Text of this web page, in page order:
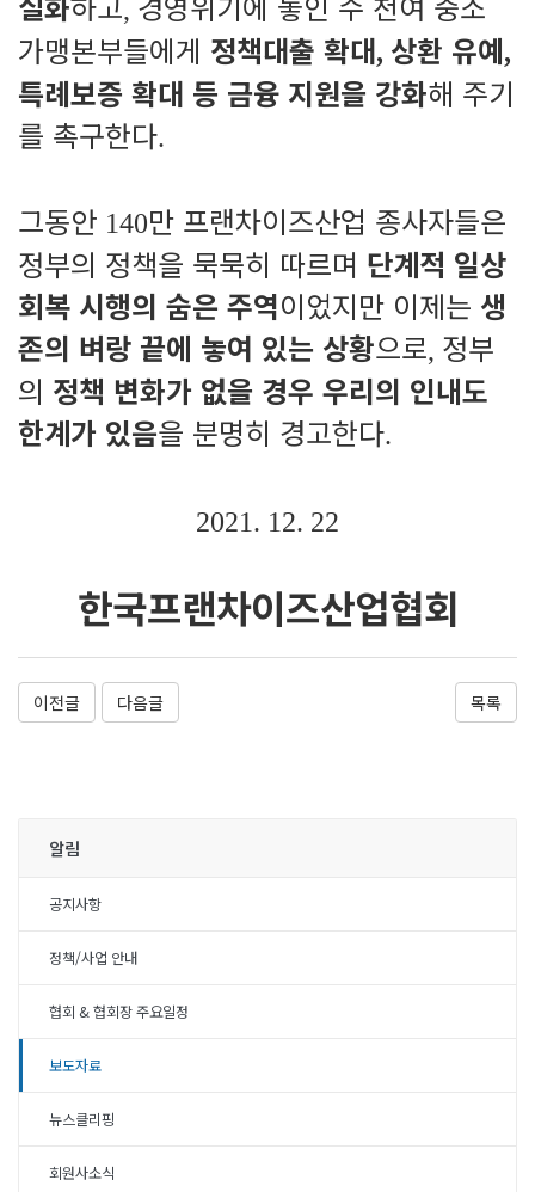
,
가맹본부들에게 정책대출 확대, 상환 유예,
특례보증 확대 등 금융 지원을 강화해 주기
를 촉구한다.
그동안 140만 프랜차이즈산업 종사자들은
정부의 정책을 묵묵히 따르며 단계적 일상
회복 시행의 숨은 주역이었지만 이제는 생
존의 벼랑 끝에 놓여 있는 상황으로, 정부
의 정책 변화가 없을 경우 우리의 인내도
한계가 있음을 분명히 경고한다.
2021. 12. 22
한국프랜차이즈산업협회
이전글 다음글 목록
알림
공지사항
정책/사업 안내
협회 & 협회장 주요일정
보도자료
뉴스클리핑
회원사소식